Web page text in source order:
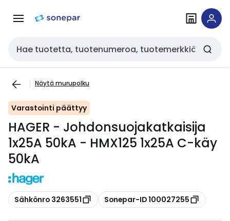
navigointiinsisältöön
Haku
Näytä murupolku
Varastointi päättyy
HAGER - Johdonsuojakatkaisija
1x25A 50kA - HMX125 1x25A C-käy
50kA
Kopioi
Sähkönro 3263551 Kopioi
Sonepar-ID 100027255